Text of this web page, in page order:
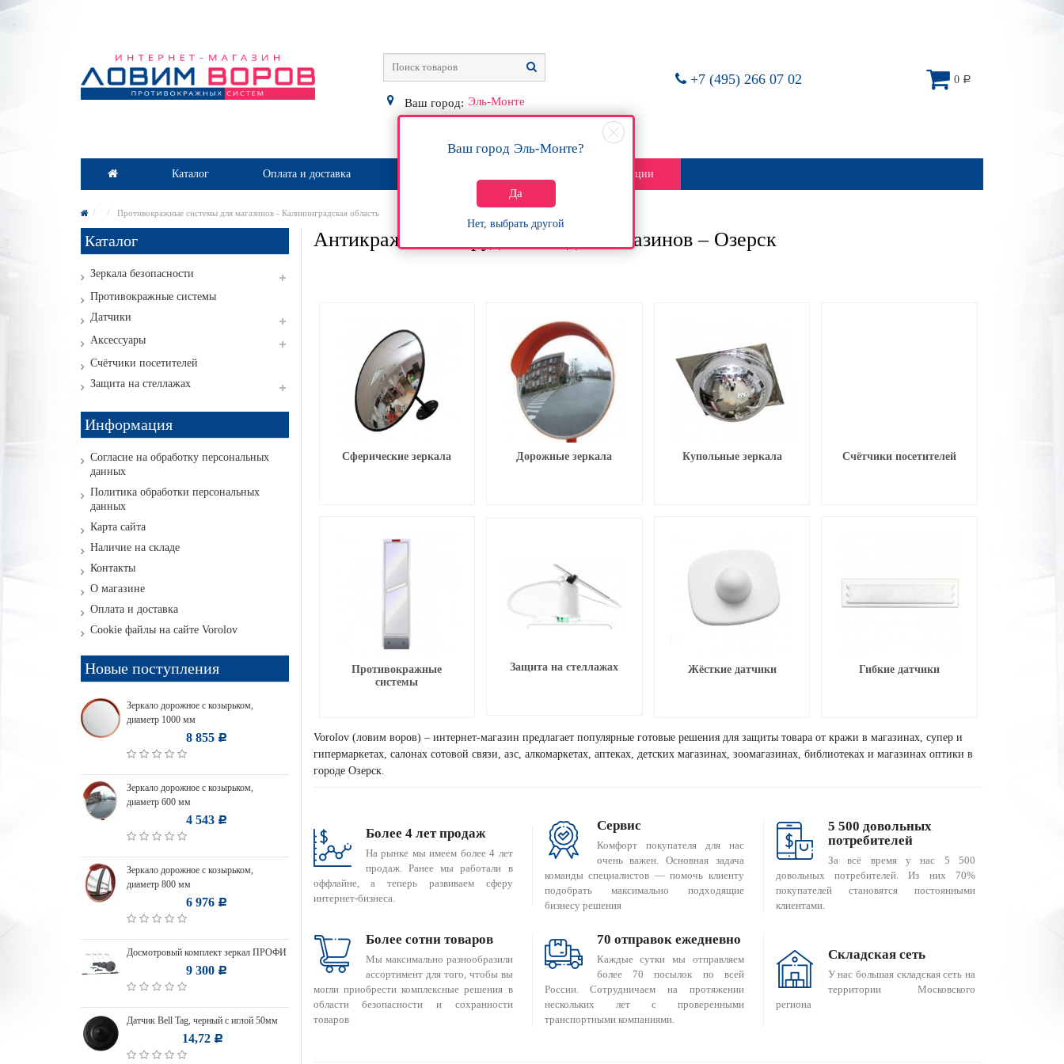
+7 (495) 266 07 02
Ваш город: Эль-Монте
Ваш город Эль-Монте?
Да
Нет, выбрать другой
0 Р
Каталог Оплата и доставка Акции
Противокражные системы для магазинов - Калининградская область
Каталог
Зеркала безопасности
Противокражные системы
Датчики
Аксессуары
Счётчики посетителей
Защита на стеллажах
Информация
Согласие на обработку персональных
данных
Политика обработки персональных
данных
Карта сайта
Наличие на складе
Контакты
О магазине
Оплата и доставка
Cookie файлы на сайте Vorolov
Новые поступления
Зеркало дорожное с козырьком,
диаметр 1000 мм
8 855 Р
Зеркало дорожное с козырьком,
диаметр 600 мм
4 543 Р
Зеркало дорожное с козырьком,
диаметр 800 мм
6 976 Р
Досмотровый комплект зеркал ПРОФИ
9 300 Р
Датчик Bell Tag, черный с иглой 50мм
14,72 Р
Антикражное оборудование для магазинов – Озерск
Сферические зеркала Дорожные зеркала Купольные зеркала Счётчики посетителей
Противокражные
системы
Защита на стеллажах Жёсткие датчики Гибкие датчики
Vorolov (ловим воров) – интернет-магазин предлагает популярные готовые решения для защиты товара от кражи в магазинах, супер и
гипермаркетах, салонах сотовой связи, азс, алкомаркетах, аптеках, детских магазинах, зоомагазинах, библиотеках и магазинах оптики в
городе Озерск.
Более 4 лет продаж
На рынке мы имеем более 4 лет
продаж. Ранее мы работали в
оффлайне, а теперь развиваем сферу
интернет-бизнеса.
Сервис
Комфорт покупателя для нас
очень важен. Основная задача
команды специалистов — помочь клиенту
подобрать максимально подходящие
бизнесу решения
5 500 довольных
потребителей
За всё время у нас 5 500
довольных потребителей. Из них 70%
покупателей становятся постоянными
клиентами.
Более сотни товаров
Мы максимально разнообразили
ассортимент для того, чтобы вы
могли приобрести комплексные решения в
области безопасности и сохранности
товаров
70 отправок ежедневно
Каждые сутки мы отправляем
более 70 посылок по всей
России. Сотрудничаем на протяжении
нескольких лет с проверенными
транспортными компаниями.
Складская сеть
У нас большая складская сеть на
территории Московского
региона